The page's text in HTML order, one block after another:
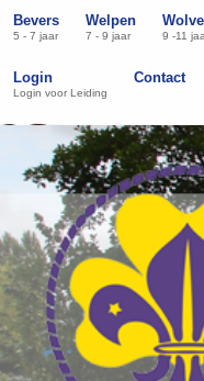
Bevers
5 - 7 jaar
Welpen
7 - 9 jaar 9 -11
Login
Login voor Leiding
Contact